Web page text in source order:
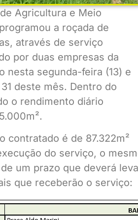
Agricultura e Meio
a roçada de
através de serviço
por duas empresas da
nesta segunda-feira (13) e
deste mês. Dentro do
o rendimento diário
contratado é de 87.322m²
do serviço, o
um prazo que deverá
que receberão o serviço: